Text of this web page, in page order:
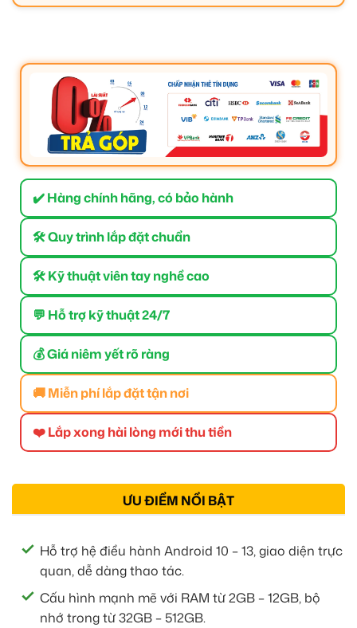
✔️ Hàng chính hãng, có bảo hành
🛠 Quy trình lắp đặt chuẩn
🛠 Kỹ thuật viên tay nghề cao
💬 Hỗ trợ kỹ thuật 24/7
💰 Giá niêm yết rõ ràng
🚚 Miễn phí lắp đặt tận nơi
❤️ Lắp xong hài lòng mới thu tiền
ƯU ĐIỂM NỔI BẬT
Hỗ trợ hệ điều hành Android 10 – 13, giao diện trực
quan, dễ dàng thao tác.
Cấu hình mạnh mẽ với RAM từ 2GB – 12GB, bộ
nhớ trong từ 32GB – 512GB.